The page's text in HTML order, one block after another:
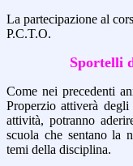
La partecipazione al
P.C.T.O.
Sportelli
Come nei precedenti
Properzio attiverà
attività, potranno
scuola che sentano la
temi della disciplina.